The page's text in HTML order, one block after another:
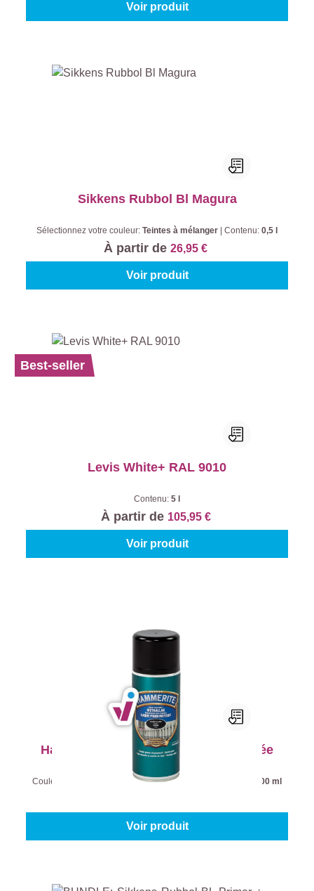
Voir produit
Sikkens Rubbol Bl Magura
Sélectionnez votre couleur: Teintes à mélanger Contenu: 0,5 l
À partir de 26,95 €
Voir produit
Best-seller
Levis White+ RAL 9010
Contenu: 5 l
À partir de 105,95 €
Voir produit
Hammerite Laque pour Métaux Satinée
Couleur (Hammerite laques pour métaux): 400 ml
Voir produit